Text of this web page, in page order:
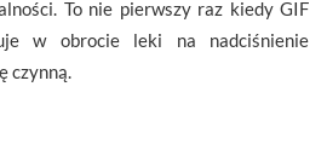
To nie pierwszy raz kiedy GIF
w obrocie leki na nadciśnienie
czynną.